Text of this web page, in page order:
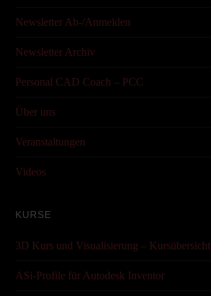
Newsletter Ab-/Anmelden
Newsletter Archiv
Personal CAD Coach – PCC
Über uns
Veranstaltungen
Videos
KURSE
3D Kurs und Visualisierung – Kursübersicht
ASi-Profile für Autodesk Inventor